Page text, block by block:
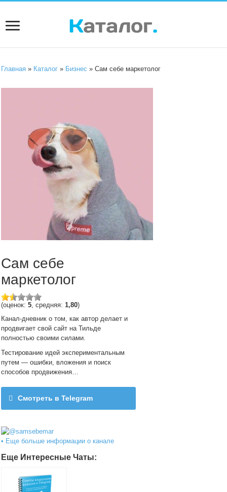
Главная » Каталог » Бизнес » Сам себе маркетолог
Сам себе
маркетолог
(оценок:5, средняя:1,80)
Канал-дневник о том, как автор делает и
продвигает свой сайт на Тильде
полностью своими силами.
Тестирование идей экспериментальным
путем — ошибки, вложения и поиск
способов продвижения…
Смотреть в Telegram
• Еще больше информации о канале
Еще Интересные Чаты: